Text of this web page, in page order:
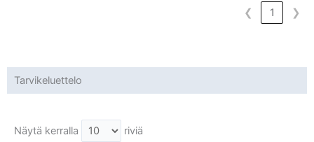
❮ 1 ❯
Tarvikeluettelo
Näytä kerralla riviä